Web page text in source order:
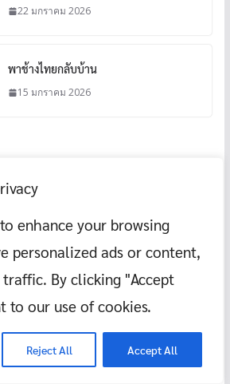
enhance your browsing
personalized ads or content,
By clicking "Accept
to our use of cookies.
Reject All Accept All
22 มกราคม 2026
พาช้างไทยกลับบ้าน
15 มกราคม 2026
Run K-pop MINI MARATHON
Chanthaburi Tourist Rayong
Running Wat Chanthaburi
ทบุรี ครูสอนว่ายน้ำผู้หญิง ครูสอน